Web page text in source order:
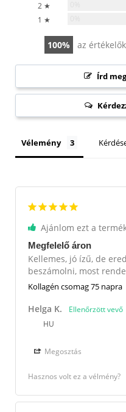
2 ★
1 ★
100 az
Írd
Vélemény
Ajánlom ezt a
Megfelelő áron
Kellemes, jó ízű, de
beszámolni, most
Kollagén csomag 75 napra
Helga K.
HU
Megosztás
Hasznos volt ez a vélmény?